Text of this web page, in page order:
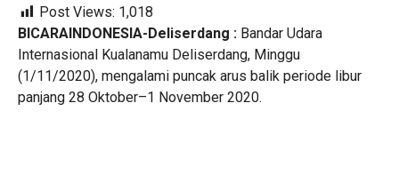
Post Views: 1,018
BICARAINDONESIA-Deliserdang : Bandar Udara
Internasional Kualanamu Deliserdang, Minggu
(1/11/2020), mengalami puncak arus balik periode libur
panjang 28 Oktober–1 November 2020.